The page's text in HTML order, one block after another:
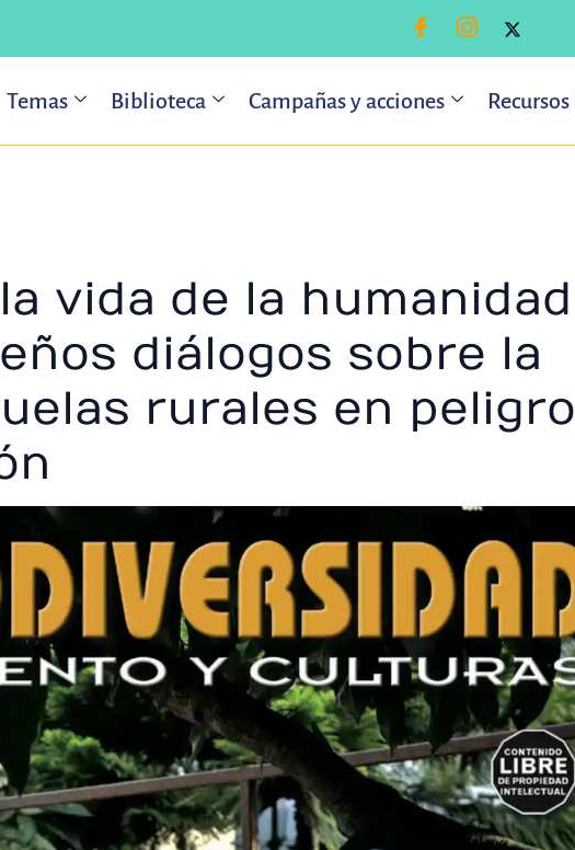
Temas Biblioteca Campañas y acciones Recursos
vida de la humanidad
diálogos sobre la
rurales en peligro